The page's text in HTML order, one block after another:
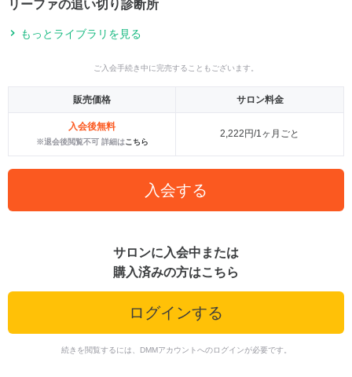
リーファの追い切り診断所
もっとライブラリを見る
ご入会手続き中に完売することもございます。
販売価格 サロン料金
入会後無料
※退会後閲覧不可 詳細はこちら
2,222円/1ヶ月ごと
入会する
サロンに入会中または
購入済みの方はこちら
ログインする
続きを閲覧するには、DMMアカウントへのログインが必要です。